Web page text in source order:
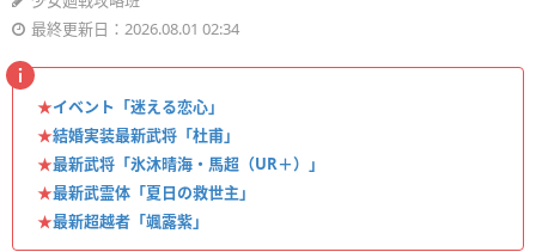
最終更新日：2026.08.01 02:34
★イベント「迷える恋心」
★結婚実装最新武将「杜甫」
★最新武将「氷沐晴海・馬超（UR＋）」
★最新武霊体「夏日の救世主」
★最新超越者「颯露紫」